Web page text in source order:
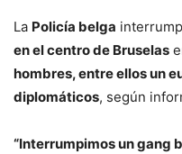
La Policía belga
en el centro de Bruselas
hombres, entre ellos un
diplomáticos, según
“Interrumpimos un gang